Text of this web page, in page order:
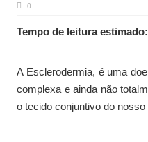
0
Tempo de leitura estimado:
A Esclerodermia, é uma
complexa e ainda não
o tecido conjuntivo do nosso